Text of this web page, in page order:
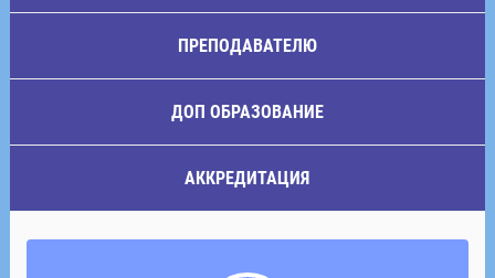
ПРЕПОДАВАТЕЛЮ
ДОП ОБРАЗОВАНИЕ
АККРЕДИТАЦИЯ